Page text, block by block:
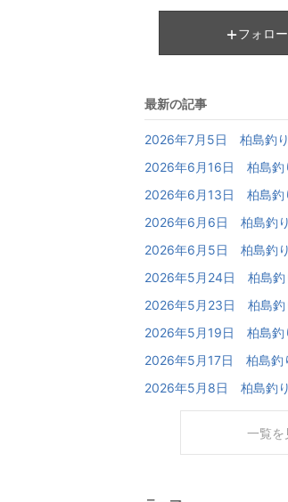
フォロー
最新の記事
2026年7月5日 柏島釣
2026年6月16日 柏島釣
2026年6月13日 柏島釣
2026年6月6日 柏島釣
2026年6月5日 柏島釣
2026年5月24日 柏島釣
2026年5月23日 柏島釣
2026年5月19日 柏島釣
2026年5月17日 柏島釣
2026年5月8日 柏島釣
一覧を